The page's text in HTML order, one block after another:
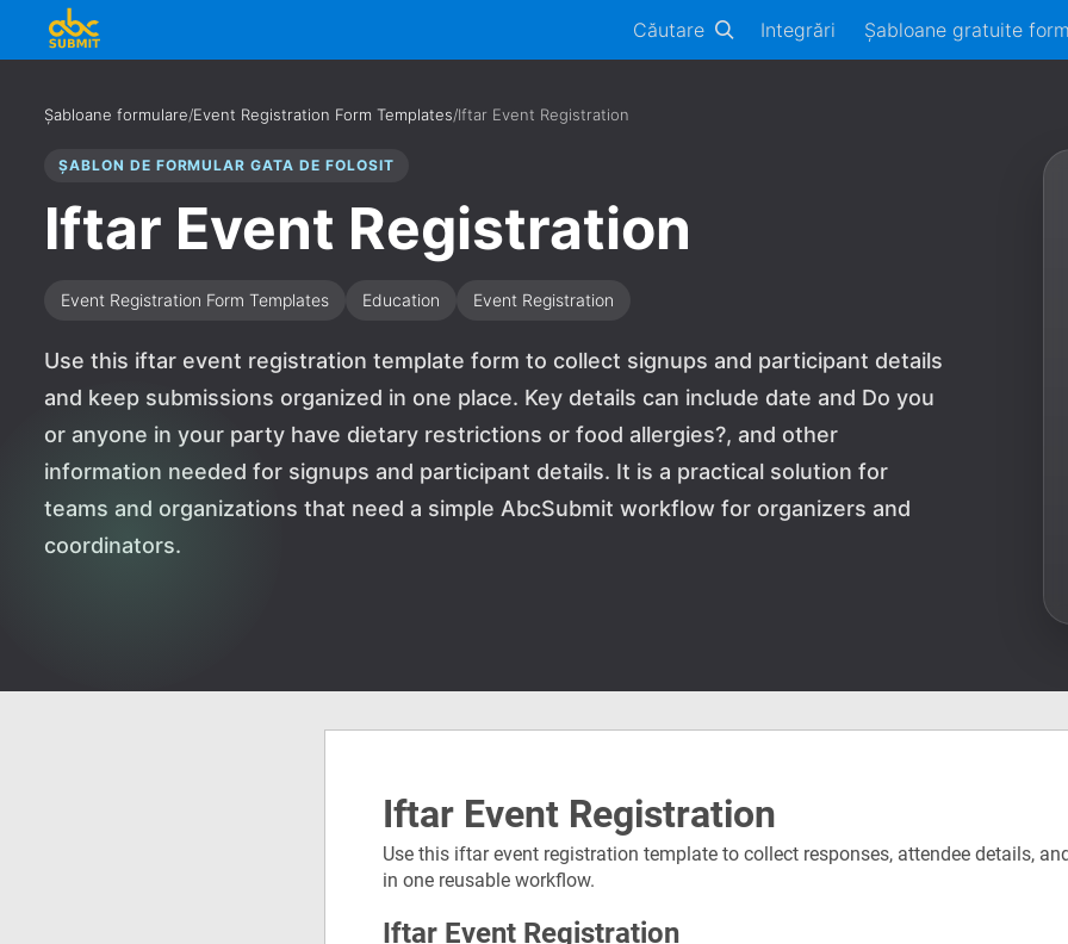
Căutare Integrări Șabloane gratuite
Șabloane formulare/Event Registration Form Templates/Iftar Event Registration
ȘABLON DE FORMULAR GATA DE FOLOSIT
Iftar Event Registration
Event Registration Form Templates Education Event Registration
Use this iftar event registration template form to collect signups and participant details
and keep submissions organized in one place. Key details can include date and Do you
or anyone in your party have dietary restrictions or food allergies?, and other
information needed for signups and participant details. It is a practical solution for
teams and organizations that need a simple AbcSubmit workflow for organizers and
coordinators.